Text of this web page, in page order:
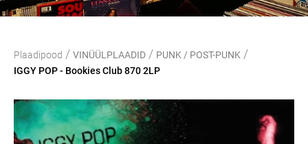
Plaadipood / VINÜÜLPLAADID / PUNK / POST-PUNK /
IGGY POP - Bookies Club 870 2LP